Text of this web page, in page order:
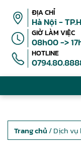
ĐỊA CHỈ
Hà Nội -
GIỜ LÀM VIỆC
08h00 ->
HOTLINE
Trang chủ / Dịch vụ